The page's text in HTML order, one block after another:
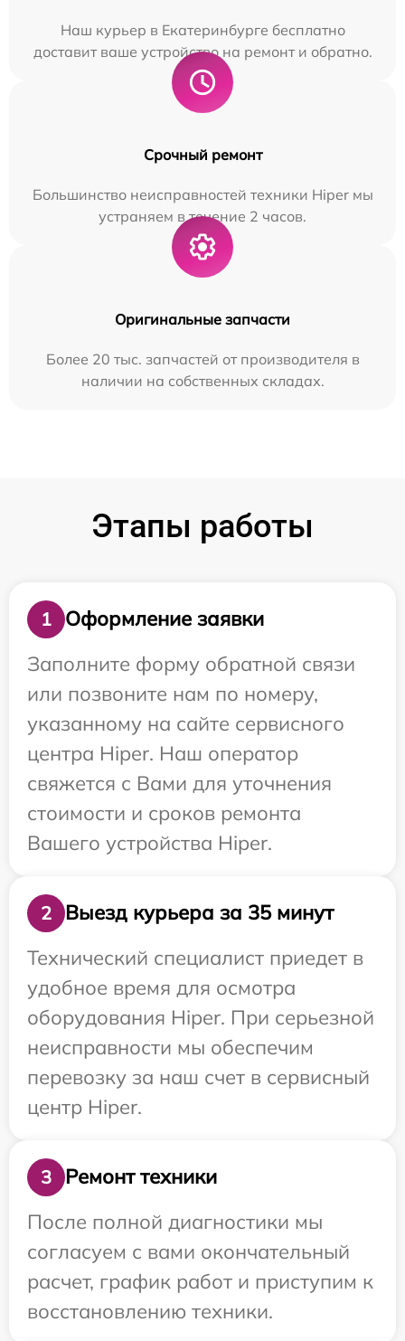
Наш курьер в Екатеринбурге бесплатно
доставит ваше устройство на ремонт и обратно.
Срочный ремонт
Большинство неисправностей техники Hiper мы
устраняем в течение 2 часов.
Оригинальные запчасти
Более 20 тыс. запчастей от производителя в
наличии на собственных складах.
Этапы работы
1
Оформление заявки
Заполните форму обратной связи
или позвоните нам по номеру,
указанному на сайте сервисного
центра Hiper. Наш оператор
свяжется с Вами для уточнения
стоимости и сроков ремонта
Вашего устройства Hiper.
2
Выезд курьера за 35 минут
Технический специалист приедет в
удобное время для осмотра
оборудования Hiper. При серьезной
неисправности мы обеспечим
перевозку за наш счет в сервисный
центр Hiper.
3
Ремонт техники
После полной диагностики мы
согласуем с вами окончательный
расчет, график работ и приступим к
восстановлению техники.